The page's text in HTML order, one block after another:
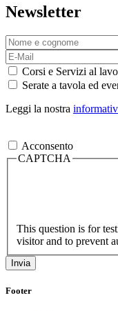
Newsletter
Corsi e Servizi al
Serate a tavola ed
Leggi la nostra
Acconsento
CAPTCHA
This question is for
visitor and to prevent
Footer